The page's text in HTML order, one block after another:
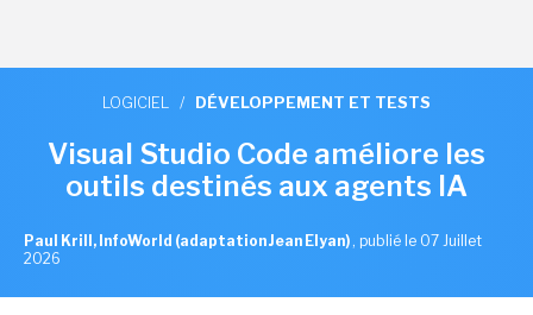
LOGICIEL / DÉVELOPPEMENT ET TESTS
Visual Studio Code améliore les
outils destinés aux agents IA
Paul Krill, InfoWorld (adaptation Jean Elyan) , publié le 07 Juillet
2026